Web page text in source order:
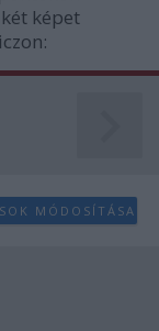
képet
MÓDOSÍTÁSA